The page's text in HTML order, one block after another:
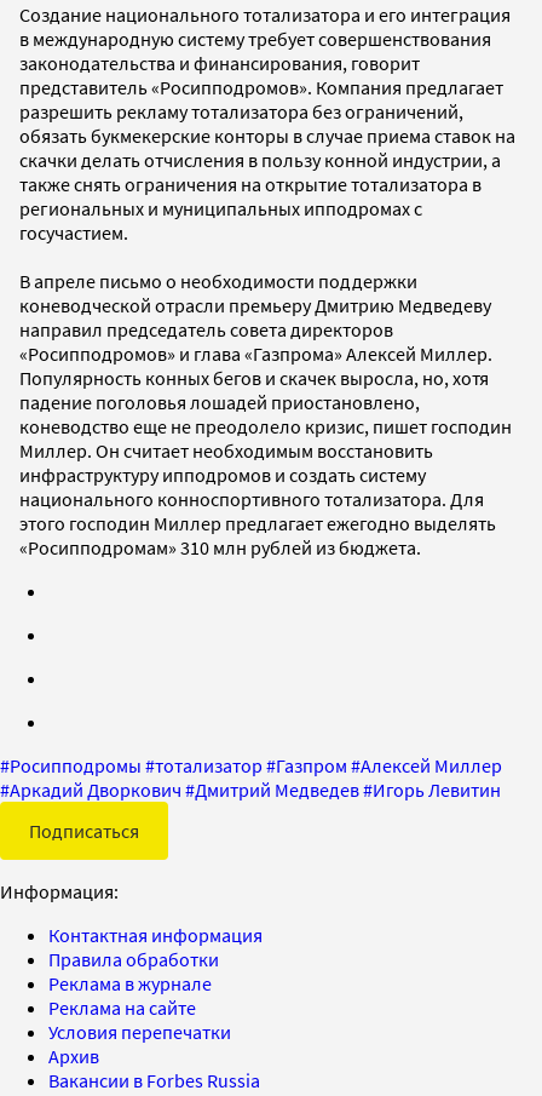
Создание национального тотализатора и его интеграция
в международную систему требует совершенствования
законодательства и финансирования, говорит
представитель «Росипподромов». Компания предлагает
разрешить рекламу тотализатора без ограничений,
обязать букмекерские конторы в случае приема ставок на
скачки делать отчисления в пользу конной индустрии, а
также снять ограничения на открытие тотализатора в
региональных и муниципальных ипподромах с
госучастием.
В апреле письмо о необходимости поддержки
коневодческой отрасли премьеру Дмитрию Медведеву
направил председатель совета директоров
«Росипподромов» и глава «Газпрома» Алексей Миллер.
Популярность конных бегов и скачек выросла, но, хотя
падение поголовья лошадей приостановлено,
коневодство еще не преодолело кризис, пишет господин
Миллер. Он считает необходимым восстановить
инфраструктуру ипподромов и создать систему
национального конноспортивного тотализатора. Для
этого господин Миллер предлагает ежегодно выделять
«Росипподромам» 310 млн рублей из бюджета.
#Росипподромы #тотализатор #Газпром #Алексей Миллер
#Аркадий Дворкович #Дмитрий Медведев#Игорь Левитин
Подписаться
Информация:
Контактная информация
Правила обработки
Реклама в журнале
Реклама на сайте
Условия перепечатки
Архив
Вакансии в Forbes Russia